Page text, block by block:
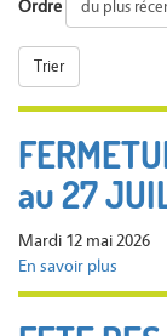
Ordre
Trier
au 27
Mardi 12 mai 2026
En savoir plus